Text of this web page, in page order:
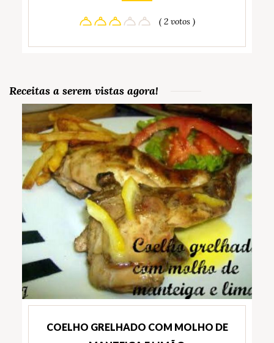
( 2 votos )
Receitas a serem vistas agora!
COELHO GRELHADO COM MOLHO DE